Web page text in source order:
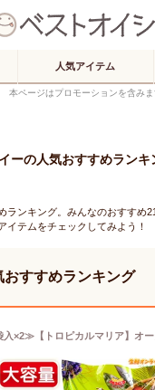
人気アイテム
本ページはプロモーションを含み
ーの人気おすすめランキ
ランキング。みんなのおすすめ
イテムをチェックしてみよう！
おすすめランキング